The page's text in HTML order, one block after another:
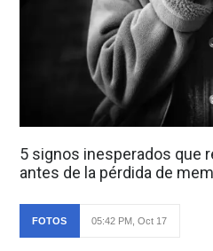
5 signos inesperados que
antes de la pérdida de
FOTOS 05:42 PM, Oct 17